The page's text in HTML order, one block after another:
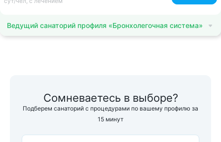
Ведущий санаторий профиля «Бронхолегочная система»
Сомневаетесь в выборе?
Подберем санаторий с процедурами по вашему профилю за
15 минут